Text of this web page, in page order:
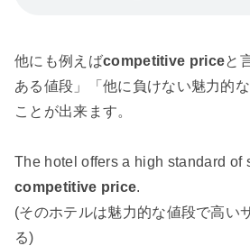
他にも例えばcompetitive priceと
ある値段」「他に負けない魅力的
ことが出来ます。
The hotel offers a high standard of
competitive price.
(そのホテルは魅力的な値段で高い
る)